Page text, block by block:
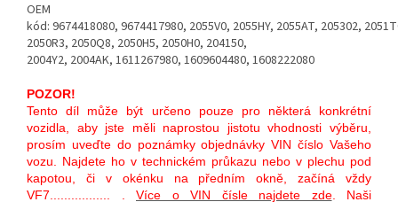
OEM
kód: 9674418080, 9674417980, 2055V0, 2055HY, 2055AT, 205302,
2050R3, 2050Q8, 2050H5, 2050H0, 204150,
2004Y2, 2004AK, 1611267980, 1609604480, 1608222080
POZOR!
Tento díl může být určeno pouze pro některá konkrétní
vozidla, aby jste měli naprostou jistotu vhodnosti výběru,
prosím uveďte do poznámky objednávky VIN číslo Vašeho
vozu. Najdete ho v technickém průkazu nebo v plechu pod
kapotou, či v okénku na předním okně, začíná vždy
VF7................. . Více o VIN čísle najdete zde. Naši